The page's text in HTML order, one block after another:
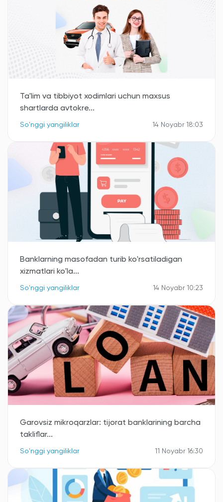
Ta'lim va tibbiyot xodimlari uchun maxsus
shartlarda avtokre...
So'nggi yangiliklar 14 Noyabr 18:03
Banklarning masofadan turib ko'rsatiladigan
xizmatlari ko'la...
So'nggi yangiliklar 14 Noyabr 10:23
Garovsiz mikroqarzlar: tijorat banklarining barcha
takliflar...
So'nggi yangiliklar 11 Noyabr 16:30